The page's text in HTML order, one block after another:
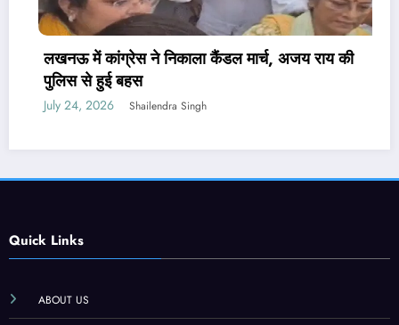
पेपर लीक संशोधन बिल पर मंत्री वैष्णव ने नहीं दिया
PM मोदी ने कही थी सख्त कानून लाने की बात
July 24, 2026 Shailendra Singh
Quick Links
ABOUT US